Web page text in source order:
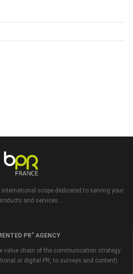
scope dedicated to serving your
and services...
PR” AGENCY
value chain of the communication strategy
or digital PR, to surveys and content).